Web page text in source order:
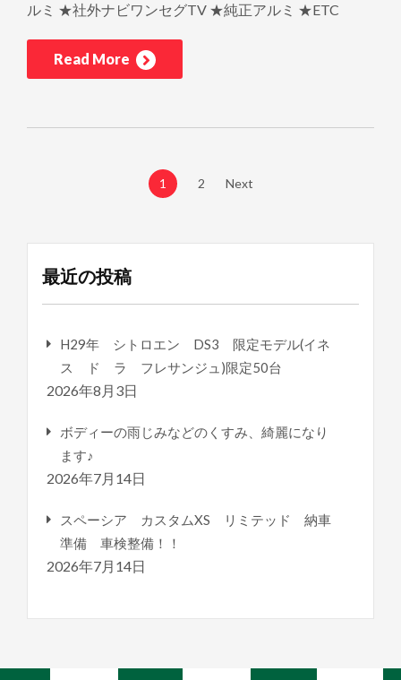
ルミ ★社外ナビワンセグTV ★純正アルミ ★ETC
Read More
1 2 Next
最近の投稿
H29年 シトロエン DS3 限定モデル(イネ
ス ド ラ フレサンジュ)限定50台
2026年8月3日
ボディーの雨じみなどのくすみ、綺麗になり
ます♪
2026年7月14日
スペーシア カスタムXS リミテッド 納車
準備 車検整備！！
2026年7月14日